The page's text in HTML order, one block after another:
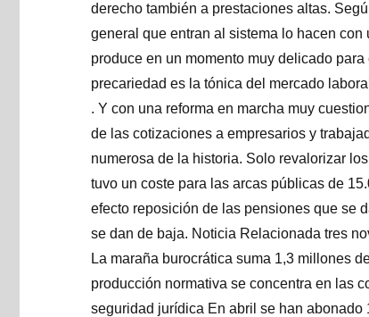
derecho también a prestaciones altas.
general que entran al sistema lo hacen
produce en un momento muy delicado
precariedad es la tónica del mercado
. Y con una reforma en marcha muy
de las cotizaciones a empresarios y
numerosa de la historia. Solo revalorizar
tuvo un coste para las arcas públicas de
efecto reposición de las pensiones que se
se dan de baja. Noticia Relacionada tres
La maraña burocrática suma 1,3 millones
producción normativa se concentra en las
seguridad jurídica En abril se han